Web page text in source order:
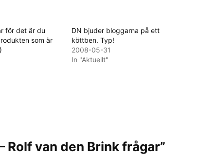
för det är du
som är
DN bjuder bloggarna på ett
köttben. Typ!
2008-05-31
In "Aktuellt"
Rolf van den Brink frågar”